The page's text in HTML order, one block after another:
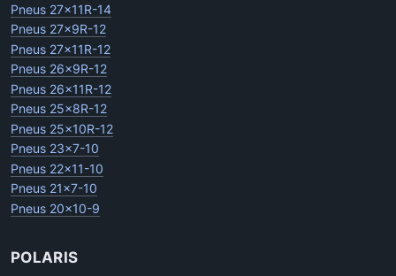
Pneus 27x11R-14
Pneus 27x9R-12
Pneus 27x11R-12
Pneus 26x9R-12
Pneus 26x11R-12
Pneus 25x8R-12
Pneus 25x10R-12
Pneus 23x7-10
Pneus 22x11-10
Pneus 21x7-10
Pneus 20x10-9
POLARIS